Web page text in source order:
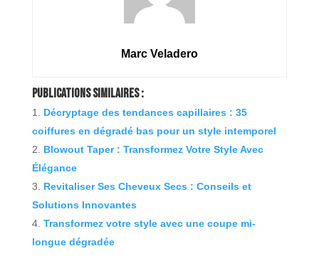
Marc Veladero
Publications Similaires :
Décryptage des tendances capillaires : 35
coiffures en dégradé bas pour un style intemporel
Blowout Taper : Transformez Votre Style Avec
Élégance
Revitaliser Ses Cheveux Secs : Conseils et
Solutions Innovantes
Transformez votre style avec une coupe mi-
longue dégradée